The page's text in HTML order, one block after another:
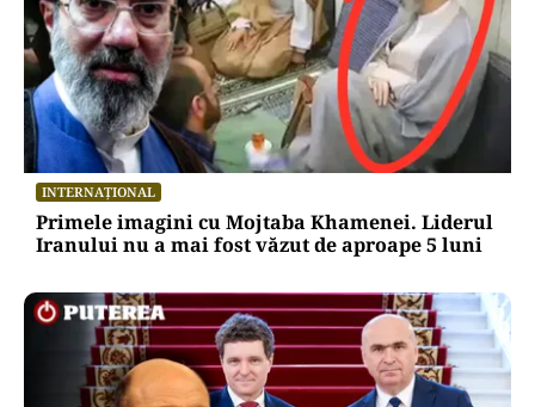
INTERNAȚIONAL
Primele imagini cu Mojtaba Khamenei. Liderul
Iranului nu a mai fost văzut de aproape 5 luni